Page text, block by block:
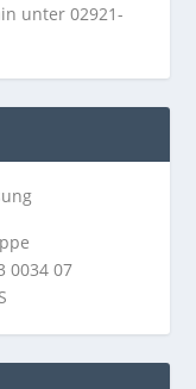
unter 02921-
0034 07